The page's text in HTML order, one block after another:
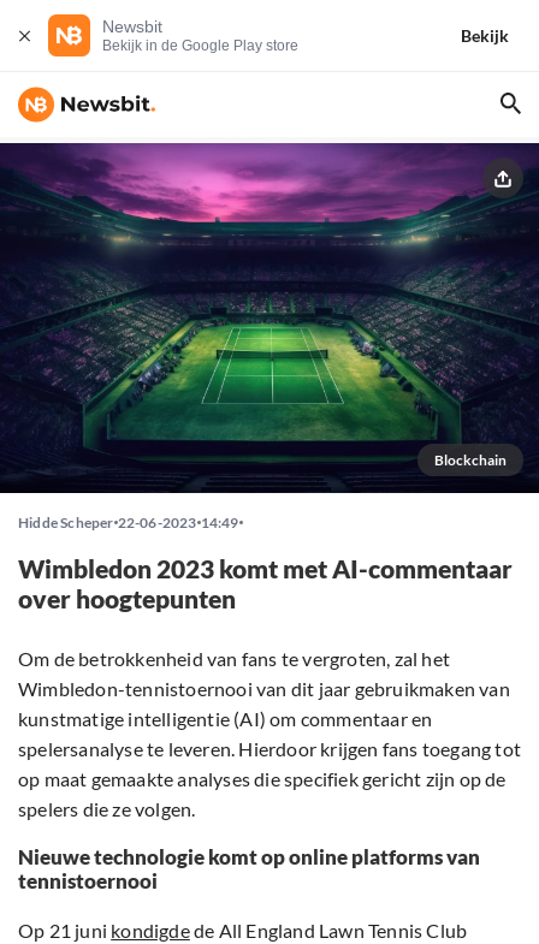
Newsbit
Bekijk in de Google Play store
Bekijk
Blockchain
Hidde Scheper 22-06-2023 14:49
Wimbledon 2023 komt met AI-commentaar
over hoogtepunten
Om de betrokkenheid van fans te vergroten, zal het
Wimbledon-tennistoernooi van dit jaar gebruikmaken van
kunstmatige intelligentie (AI) om commentaar en
spelersanalyse te leveren. Hierdoor krijgen fans toegang tot
op maat gemaakte analyses die specifiek gericht zijn op de
spelers die ze volgen.
Nieuwe technologie komt op online platforms van
tennistoernooi
Op 21 juni kondigdede All England Lawn Tennis Club